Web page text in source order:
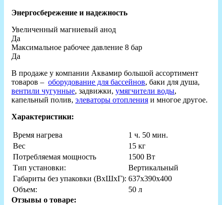
Энергосбережение и надежность
Увеличенный магниевый анод
Да
Максимальное рабочее давление 8 бар
Да
В продаже у компании Аквамир большой ассортимент
товаров – оборудование для бассейнов, баки для душа,
вентили чугунные, задвижки, умягчители воды,
капельный полив, элеваторы отопления и многое другое.
Характеристики:
Время нагрева
1 ч. 50 мин.
Вес
15 кг
Потребляемая мощность
1500 Вт
Тип установки:
Вертикальный
Габариты без упаковки (ВxШxГ): 637x390x400
Объем:
50 л
Отзывы о товаре: